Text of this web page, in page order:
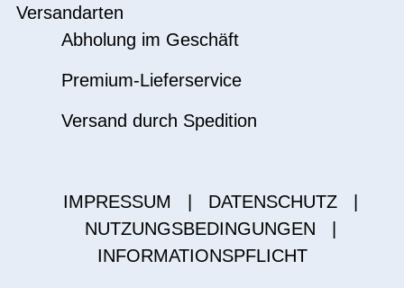
Versandarten
Abholung im Geschäft
Premium-Lieferservice
Versand durch Spedition
IMPRESSUM DATENSCHUTZ
NUTZUNGSBEDINGUNGEN
INFORMATIONSPFLICHT